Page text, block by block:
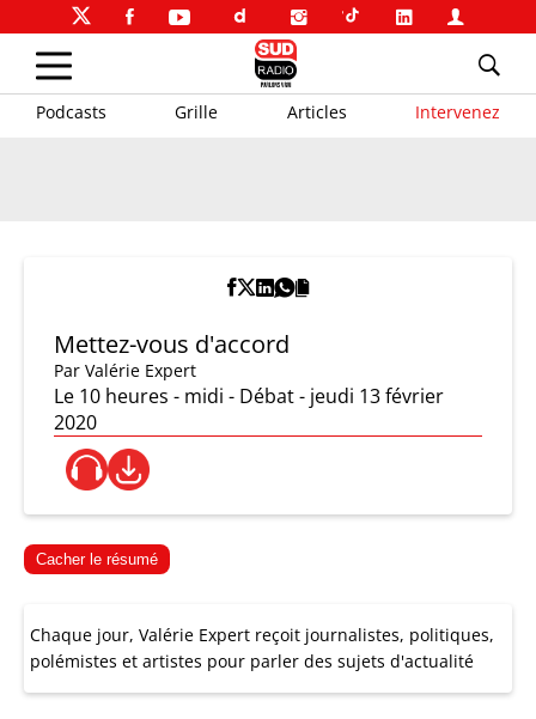
Podcasts Grille Articles Intervenez
Mettez-vous d'accord
Par Valérie Expert
Le 10 heures - midi - Débat - jeudi 13 février
2020
Cacher le résumé
Chaque jour, Valérie Expert reçoit journalistes, politiques,
polémistes et artistes pour parler des sujets d'actualité